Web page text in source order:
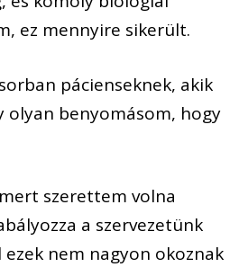
ez mennyire sikerült.
pácienseknek, akik
olyan benyomásom, hogy
szerettem volna
a szervezetünk
nem nagyon okoznak